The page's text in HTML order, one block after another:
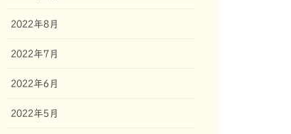
2022年8月
2022年7月
2022年6月
2022年5月